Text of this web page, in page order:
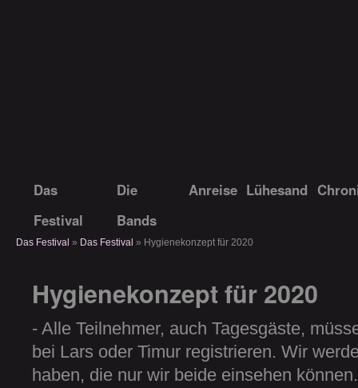
Das
Festival
Die
Bands
Anreise Lühesand
Das Festival » Das Festival » Hygienekonzept für 2020
Hygienekonzept für 2020
- Alle Teilnehmer, auch Tagesgäste,
bei Lars oder Timur registrieren. Wir
haben, die nur wir beide einsehen können.